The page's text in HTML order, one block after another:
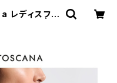
ディスフー
オンラインシ